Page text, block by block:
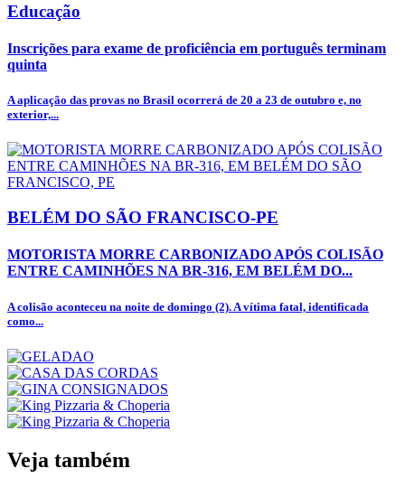
Educação
Inscrições para exame de proficiência em português terminam
quinta
A aplicação das provas no Brasil ocorrerá de 20 a 23 de outubro e, no
exterior,...
BELÉM DO SÃO FRANCISCO-PE
MOTORISTA MORRE CARBONIZADO APÓS COLISÃO
ENTRE CAMINHÕES NA BR-316, EM BELÉM DO...
A colisão aconteceu na noite de domingo (2). A vítima fatal, identificada
como...
Veja também